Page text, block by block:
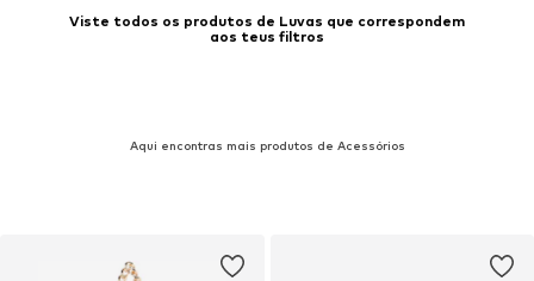
Viste todos os produtos de Luvas que correspondem
aos teus filtros
Aqui encontras mais produtos de Acessórios